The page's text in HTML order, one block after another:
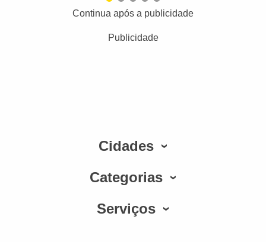
Continua após a publicidade
Publicidade
Cidades
Categorias
Serviços